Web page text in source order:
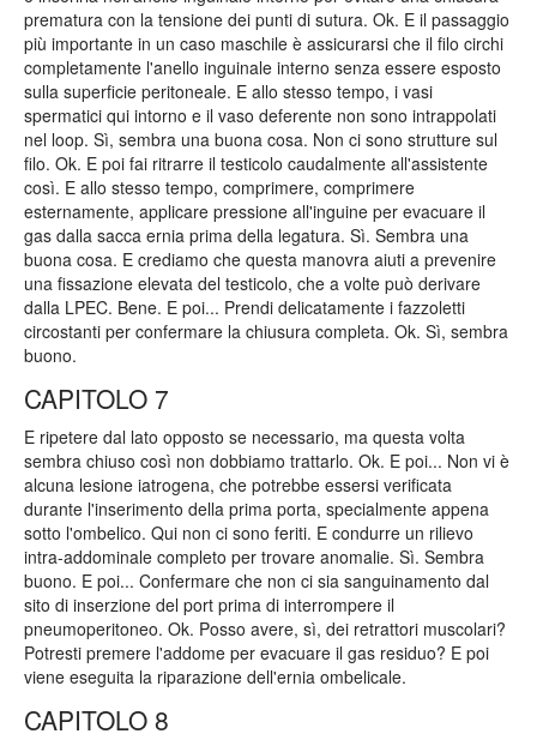
prematura con la tensione dei punti di sutura. Ok. E il passaggio
più importante in un caso maschile è assicurarsi che il filo circhi
completamente l'anello inguinale interno senza essere esposto
sulla superficie peritoneale. E allo stesso tempo, i vasi
spermatici qui intorno e il vaso deferente non sono intrappolati
nel loop. Sì, sembra una buona cosa. Non ci sono strutture sul
filo. Ok. E poi fai ritrarre il testicolo caudalmente all'assistente
così. E allo stesso tempo, comprimere, comprimere
esternamente, applicare pressione all'inguine per evacuare il
gas dalla sacca ernia prima della legatura. Sì. Sembra una
buona cosa. E crediamo che questa manovra aiuti a prevenire
una fissazione elevata del testicolo, che a volte può derivare
dalla LPEC. Bene. E poi... Prendi delicatamente i fazzoletti
circostanti per confermare la chiusura completa. Ok. Sì, sembra
buono.
CAPITOLO 7
E ripetere dal lato opposto se necessario, ma questa volta
sembra chiuso così non dobbiamo trattarlo. Ok. E poi... Non vi è
alcuna lesione iatrogena, che potrebbe essersi verificata
durante l'inserimento della prima porta, specialmente appena
sotto l'ombelico. Qui non ci sono feriti. E condurre un rilievo
intra-addominale completo per trovare anomalie. Sì. Sembra
buono. E poi... Confermare che non ci sia sanguinamento dal
sito di inserzione del port prima di interrompere il
pneumoperitoneo. Ok. Posso avere, sì, dei retrattori muscolari?
Potresti premere l'addome per evacuare il gas residuo? E poi
viene eseguita la riparazione dell'ernia ombelicale.
CAPITOLO 8